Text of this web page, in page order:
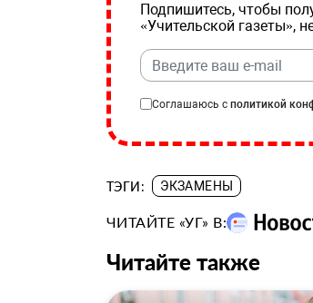
Подпишитесь, чтобы
«Учительской газеты»,
Соглашаюсь с политикой
ТЭГИ: ЭКЗАМЕНЫ
ЧИТАЙТЕ «УГ» В:
Читайте также